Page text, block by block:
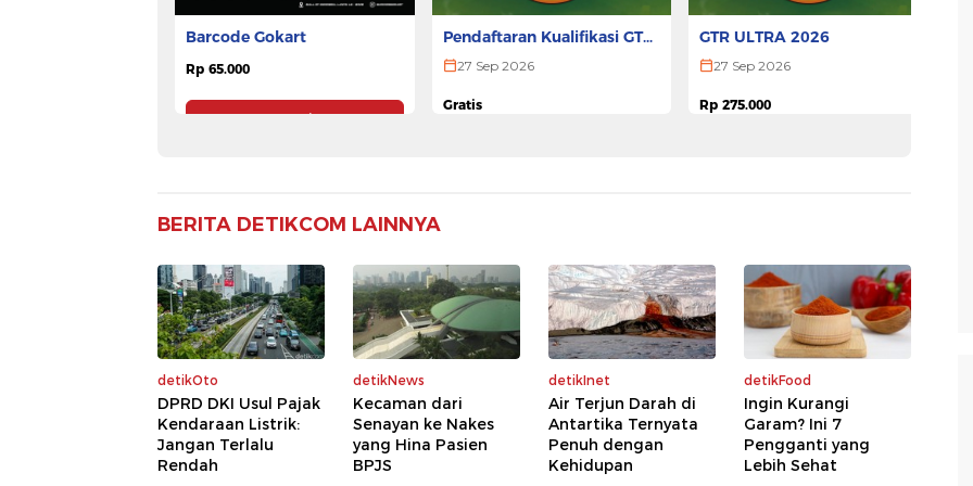
Barcode Gokart
Rp 65.000
Pesan Tiket
Pendaftaran Kualifikasi GTR
ULTRA 2026
27 Sep 2026
Gratis
GTR ULTRA 2026
27 Sep 2026
Rp 275.000
BERITA DETIKCOM LAINNYA
detikOto
DPRD DKI Usul Pajak
Kendaraan Listrik:
Jangan Terlalu
Rendah
detikNews
Kecaman dari
Senayan ke Nakes
yang Hina Pasien
BPJS
detikInet
Air Terjun Darah di
Antartika Ternyata
Penuh dengan
Kehidupan
detikFood
Ingin Kurangi
Garam? Ini 7
Pengganti yang
Lebih Sehat